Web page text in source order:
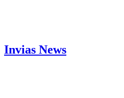
Invias News